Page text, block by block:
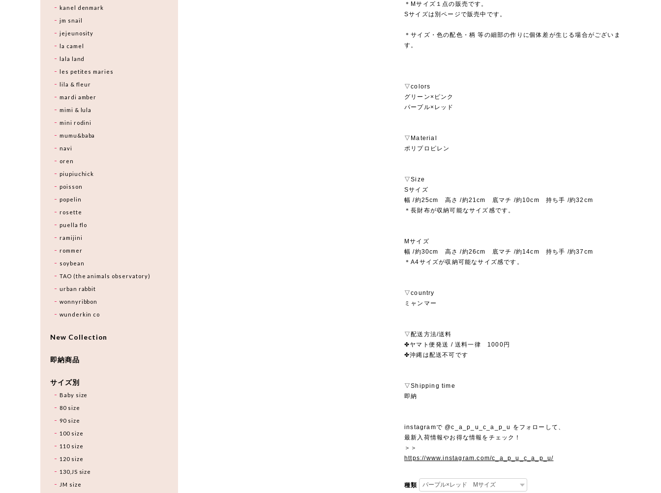
＊Mサイズ１点の販売です。
Sサイズは別ページで販売中です。
＊サイズ・色の配色・柄 等の細部の作りに個体差が生じる場合がございま
す。
▽colors
グリーン×ピンク
パープル×レッド
▽Material
ポリプロピレン
▽Size
Sサイズ
幅 /約25cm 高さ /約21cm 底マチ /約10cm 持ち手 /約32cm
＊長財布が収納可能なサイズ感です。
Mサイズ
幅 /約30cm 高さ /約26cm 底マチ /約14cm 持ち手 /約37cm
＊A4サイズが収納可能なサイズ感です。
▽country
ミャンマー
▽配送方法/送料
✤ヤマト便発送 / 送料一律 1000円
✤沖縄は配送不可です
▽Shipping time
即納
instagramで @c_a_p_u_c_a_p_u をフォローして、
最新入荷情報やお得な情報をチェック！
＞＞
https://www.instagram.com/c_a_p_u_c_a_p_u/
種類
kanel denmark
jm snail
jejeunosity
la camel
lala land
les petites maries
lila & fleur
mardi amber
mimi & lula
mini rodini
mumu&baba
navi
oren
piupiuchick
poisson
popelin
rosette
puella flo
ramijini
rommer
soybean
TAO (the animals observatory)
urban rabbit
wonnyribbon
wunderkin co
New Collection
即納商品
サイズ別
Baby size
80 size
90 size
100 size
110 size
120 size
130,JS size
JM size